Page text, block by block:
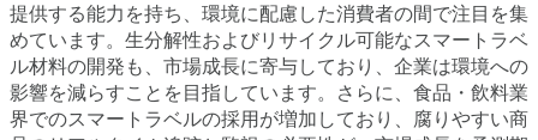
提供する能力を持ち、環境に配慮した消費者の間で注目を集
めています。生分解性およびリサイクル可能なスマートラベ
ル材料の開発も、市場成長に寄与しており、企業は環境への
影響を減らすことを目指しています。さらに、食品・飲料業
界でのスマートラベルの採用が増加しており、腐りやすい商